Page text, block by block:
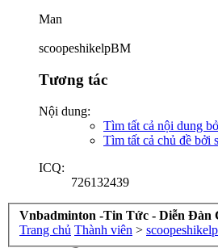
Man
scoopeshikelpBM
Tương tác
Nội dung:
Tìm tất cả nội dung
Tìm tất cả chủ đề bởi
ICQ:
726132439
Vnbadminton -Tin Tức - Diễn Đàn
Trang chủ Thành viên > scoopeshikelp